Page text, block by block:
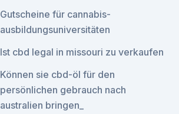
Gutscheine für cannabis-
ausbildungsuniversitäten
Ist cbd legal in missouri zu verkaufen
Können sie cbd-öl für den
persönlichen gebrauch nach
australien bringen_